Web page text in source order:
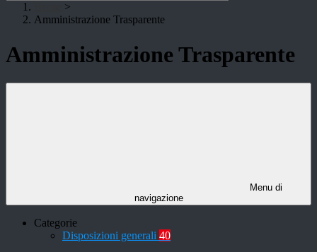
>
Amministrazione Trasparente
Amministrazione Trasparente
Menu di
navigazione
Categorie
Disposizioni generali 40